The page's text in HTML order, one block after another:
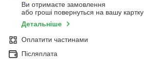
Ви отримаєте замовлення
або гроші повернуться на вашу картку
Детальніше
Оплатити частинами
Післяплата